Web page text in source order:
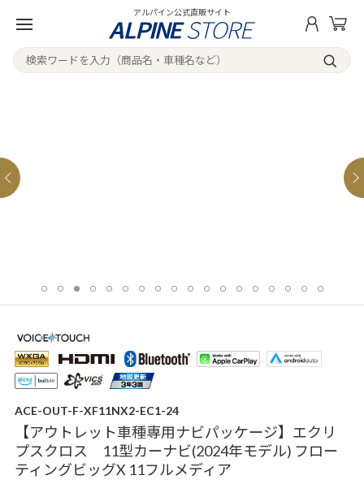
アルパイン公式直販サイト
ACE-OUT-F-XF11NX2-EC1-24
【アウトレット車種専用ナビパッケージ】エクリ
プスクロス 11型カーナビ(2024年モデル) フロー
ティングビッグX 11フルメディア